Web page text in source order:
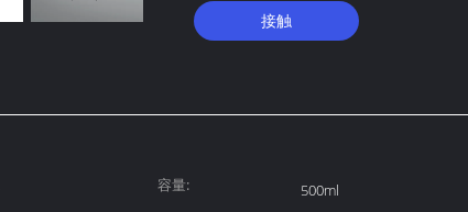
接触
容量:
500ml